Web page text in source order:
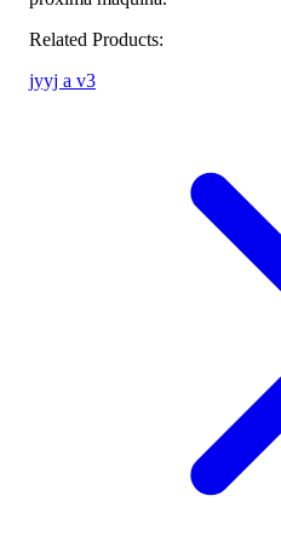
Related Products:
jyyj a v3